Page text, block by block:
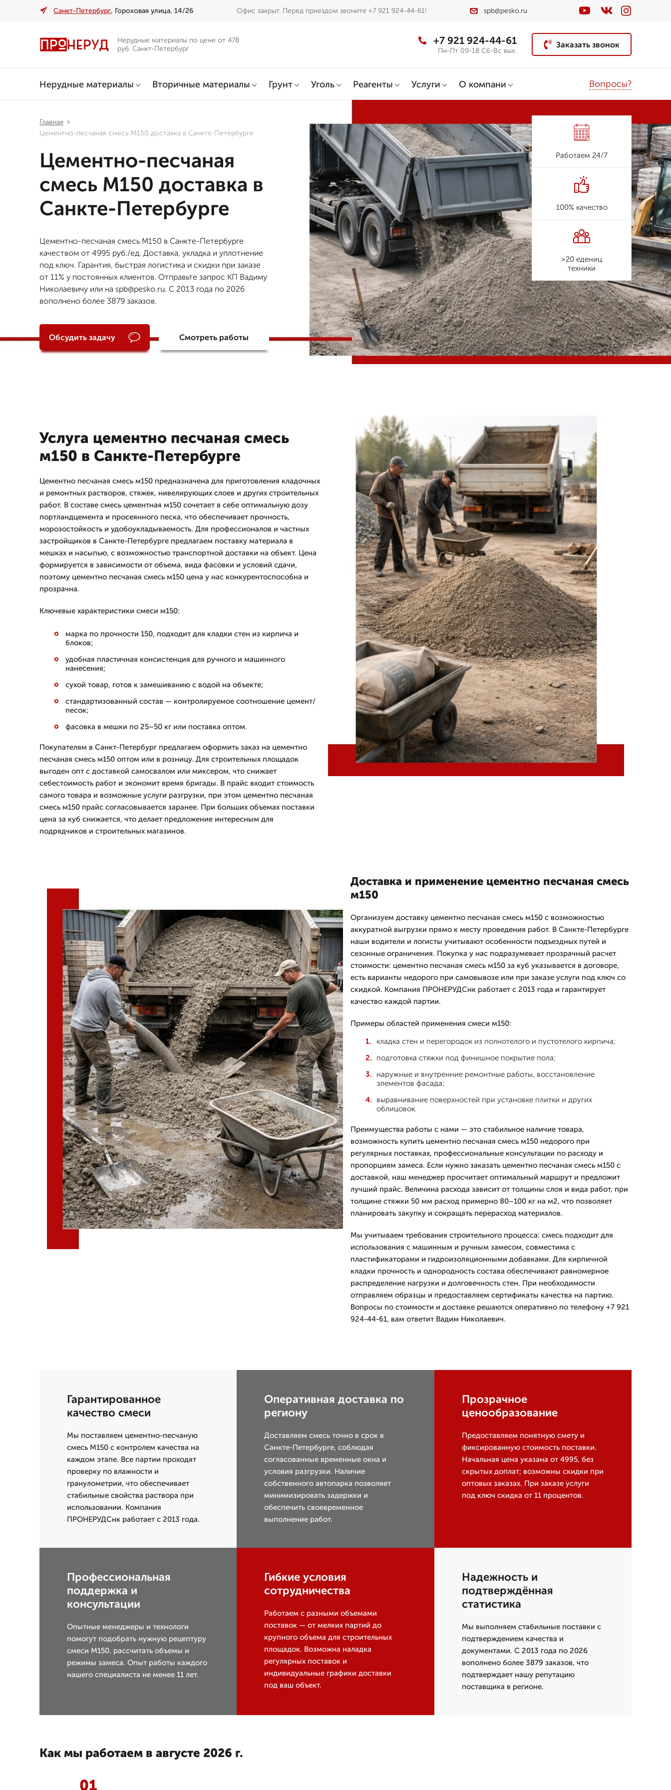
Санкт-Петербург, Гороховая улица, 14/26 Офис закрыт. Перед приездом звоните +7 921 924-44-61! spb@pesko.ru
Нерудные материалы по цене от 478
руб. Санкт-Петербург
+7 921 924-44-61
Пн-Пт 09-18 Сб-Вс вых.
Заказать звонок
Нерудные материалы Вторичные материалы Грунт Уголь Реагенты Услуги О компани Вопросы?
Главная
Цементно-песчаная смесь М150 доставка в Санкте-Петербурге
Цементно-песчаная
смесь М150 доставка в
Санкте-Петербурге
Цементно-песчаная смесь М150 в Санкте-Петербурге
качеством от 4995 руб./ед. Доставка, укладка и уплотнение
под ключ. Гарантия, быстрая логистика и скидки при заказе
от 11% у постоянных клиентов. Отправьте запрос КП Вадиму
Николаевичу или на spb@pesko.ru. С 2013 года по 2026
вополнено более 3879 заказов.
Обсудить задачу Смотреть работы
Работаем 24/7
100% качество
>20 едениц
техники
Услуга цементно песчаная смесь
м150 в Санкте-Петербурге
Цементно песчаная смесь м150 предназначена для приготовления кладочных
и ремонтных растворов, стяжек, нивелирующих слоев и других строительных
работ. В составе смесь цементная м150 сочетает в себе оптимальную дозу
портландцемента и просеянного песка, что обеспечивает прочность,
морозостойкость и удобоукладываемость. Для профессионалов и частных
застройщиков в Санкте-Петербурге предлагаем поставку материала в
мешках и насыпью, с возможностью транспортной доставки на объект. Цена
формируется в зависимости от объема, вида фасовки и условий сдачи,
поэтому цементно песчаная смесь м150 цена у нас конкурентоспособна и
прозрачна.
Ключевые характеристики смеси м150:
марка по прочности 150, подходит для кладки стен из кирпича и
блоков;
удобная пластичная консистенция для ручного и машинного
нанесения;
сухой товар, готов к замешиванию с водой на объекте;
стандартизованный состав — контролируемое соотношение цемент/
песок;
фасовка в мешки по 25–50 кг или поставка оптом.
Покупателям в Санкт-Петербург предлагаем оформить заказ на цементно
песчаная смесь м150 оптом или в розницу. Для строительных площадок
выгоден опт с доставкой самосвалом или миксером, что снижает
себестоимость работ и экономит время бригады. В прайс входит стоимость
самого товара и возможные услуги разгрузки, при этом цементно песчаная
смесь м150 прайс согласовывается заранее. При больших объемах поставки
цена за куб снижается, что делает предложение интересным для
подрядчиков и строительных магазинов.
Доставка и применение цементно песчаная смесь
м150
Организуем доставку цементно песчаная смесь м150 с возможностью
аккуратной выгрузки прямо к месту проведения работ. В Санкте-Петербурге
наши водители и логисты учитывают особенности подъездных путей и
сезонные ограничения. Покупка у нас подразумевает прозрачный расчет
стоимости: цементно песчаная смесь м150 за куб указывается в договоре,
есть варианты недорого при самовывозе или при заказе услуги под ключ со
скидкой. Компания ПРОНЕРУДСнк работает с 2013 года и гарантирует
качество каждой партии.
Примеры областей применения смеси м150:
кладка стен и перегородок из полнотелого и пустотелого кирпича;
подготовка стяжки под финишное покрытие пола;
наружные и внутренние ремонтные работы, восстановление
элементов фасада;
выравнивание поверхностей при установке плитки и других
облицовок.
Преимущества работы с нами — это стабильное наличие товара,
возможность купить цементно песчаная смесь м150 недорого при
регулярных поставках, профессиональные консультации по расходу и
пропорциям замеса. Если нужно заказать цементно песчаная смесь м150 с
доставкой, наш менеджер просчитает оптимальный маршрут и предложит
лучший прайс. Величина расхода зависит от толщины слоя и вида работ, при
толщине стяжки 50 мм расход примерно 80–100 кг на м2, что позволяет
планировать закупку и сокращать перерасход материалов.
Мы учитываем требования строительного процесса: смесь подходит для
использования с машинным и ручным замесом, совместима с
пластификаторами и гидроизоляционными добавками. Для кирпичной
кладки прочность и однородность состава обеспечивают равномерное
распределение нагрузки и долговечность стен. При необходимости
отправляем образцы и предоставляем сертификаты качества на партию.
Вопросы по стоимости и доставке решаются оперативно по телефону +7 921
924-44-61, вам ответит Вадим Николаевич.
Гарантированное
качество смеси
Мы поставляем цементно-песчаную
смесь М150 с контролем качества на
каждом этапе. Все партии проходят
проверку по влажности и
гранулометрии, что обеспечивает
стабильные свойства раствора при
использовании. Компания
ПРОНЕРУДСнк работает с 2013 года.
Оперативная доставка по
региону
Доставляем смесь точно в срок в
Санкте-Петербурге, соблюдая
согласованные временные окна и
условия разгрузки. Наличие
собственного автопарка позволяет
минимизировать задержки и
обеспечить своевременное
выполнение работ.
Прозрачное
ценообразование
Предоставляем понятную смету и
фиксированную стоимость поставки.
Начальная цена указана от 4995, без
скрытых доплат; возможны скидки при
оптовых заказах. При заказе услуги
под ключ скидка от 11 процентов.
Профессиональная
поддержка и
консультации
Опытные менеджеры и технологи
помогут подобрать нужную рецептуру
смеси М150, рассчитать объемы и
режимы замеса. Опыт работы каждого
нашего специалиста не менее 11 лет.
Гибкие условия
сотрудничества
Работаем с разными объемами
поставок — от мелких партий до
крупного объема для строительных
площадок. Возможна наладка
регулярных поставок и
индивидуальные графики доставки
под ваш объект.
Надежность и
подтверждённая
статистика
Мы выполняем стабильные поставки с
подтверждением качества и
документами. С 2013 года по 2026
вополнено более 3879 заказов, что
подтверждает нашу репутацию
поставщика в регионе.
Как мы работаем в августе 2026 г.
01